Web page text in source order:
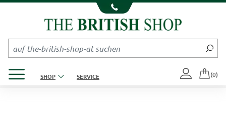
Kompletten Head der Seite überspringen
SHOP SERVICE (0)